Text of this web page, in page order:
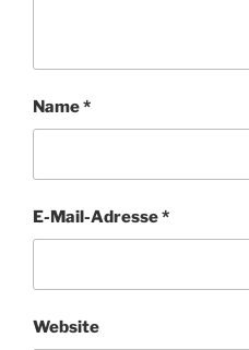
Name*
E-Mail-Adresse*
Website